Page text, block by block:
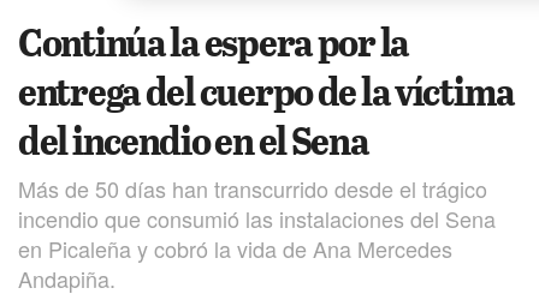
Continúa la espera por la
entrega del cuerpo de la víctima
del incendio en el Sena
Más de 50 días han transcurrido desde el trágico
incendio que consumió las instalaciones del Sena
en Picaleña y cobró la vida de Ana Mercedes
Andapiña.